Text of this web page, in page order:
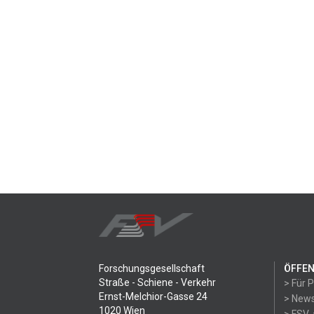
Forschungsgesellschaft
Straße - Schiene - Verkehr
Ernst-Melchior-Gasse 24
1020 Wien
> Für
>